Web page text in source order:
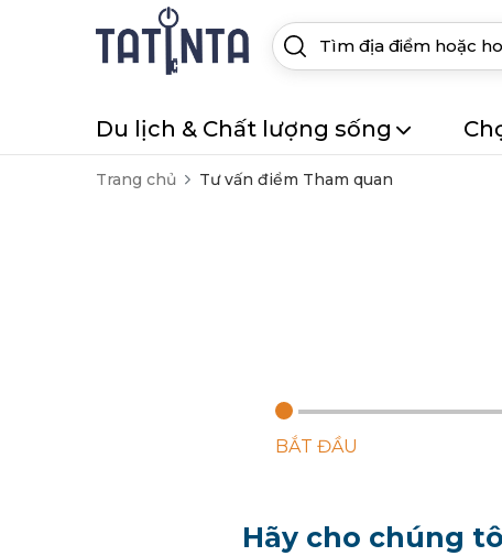
Du lịch & Chất lượng sống
Trang chủ Tư vấn điểm Tham quan
BẮT ĐẦU
Hãy cho chúng